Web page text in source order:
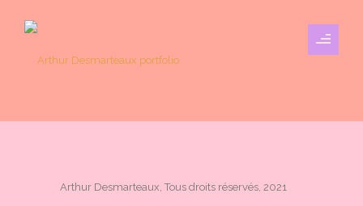
Arthur Desmarteaux, Tous droits réservés, 2021